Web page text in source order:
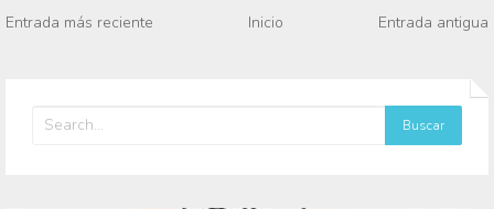
Entrada más reciente Inicio Entrada antigua